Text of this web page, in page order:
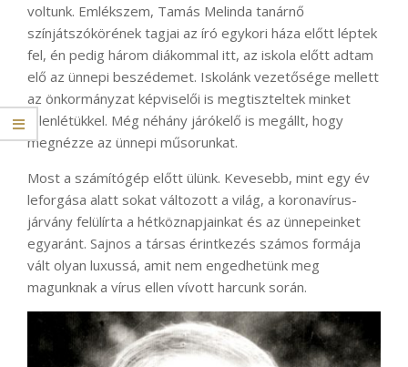
voltunk. Emlékszem, Tamás Melinda tanárnő
színjátszókörének tagjai az író egykori háza előtt léptek
fel, én pedig három diákommal itt, az iskola előtt adtam
elő az ünnepi beszédemet. Iskolánk vezetősége mellett
az önkormányzat képviselői is megtiszteltek minket
jelenlétükkel. Még néhány járókelő is megállt, hogy
megnézze az ünnepi műsorunkat.
Most a számítógép előtt ülünk. Kevesebb, mint egy év
leforgása alatt sokat változott a világ, a koronavírus-
járvány felülírta a hétköznapjainkat és az ünnepeinket
egyaránt. Sajnos a társas érintkezés számos formája
vált olyan luxussá, amit nem engedhetünk meg
magunknak a vírus ellen vívott harcunk során.